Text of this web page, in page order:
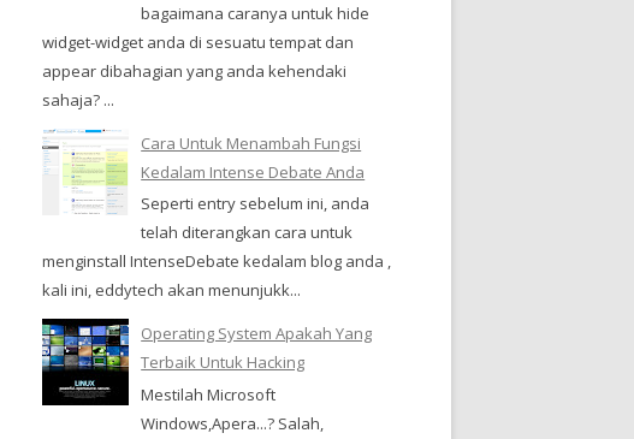
bagaimana caranya untuk hide
widget-widget anda di sesuatu tempat dan
appear dibahagian yang anda kehendaki
sahaja? ...
Cara Untuk Menambah Fungsi
Kedalam Intense Debate Anda
Seperti entry sebelum ini, anda
telah diterangkan cara untuk
menginstall IntenseDebate kedalam blog anda ,
kali ini, eddytech akan menunjukk...
Operating System Apakah Yang
Terbaik Untuk Hacking
Mestilah Microsoft
Windows,Apera...? Salah,